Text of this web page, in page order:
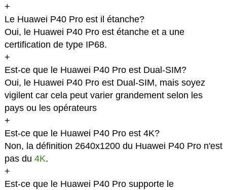
+
Le Huawei P40 Pro est il étanche?
Oui, le Huawei P40 Pro est étanche et a une
certification de type IP68.
+
Est-ce que le Huawei P40 Pro est Dual-SIM?
Oui, le Huawei P40 Pro est Dual-SIM, mais soyez
vigilent car cela peut varier grandement selon les
pays ou les opérateurs
+
Est-ce que le Huawei P40 Pro est 4K?
Non, la définition 2640x1200 du Huawei P40 Pro n'est
pas du 4K.
+
Est-ce que le Huawei P40 Pro supporte le